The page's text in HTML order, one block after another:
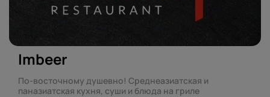
Imbeer
По-восточному душевно! Среднеазиатская и
паназиатская кухня, суши и блюда на гриле